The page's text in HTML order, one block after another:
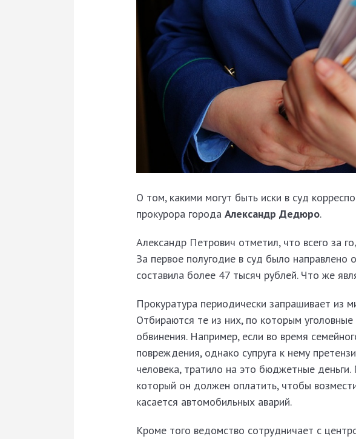
О том, какими могут быть иски в суд
прокурора города Александр Дедюро.
Александр Петрович отметил, что всего за
За первое полугодие в суд было
составила более 47 тысяч рублей. Что же
Прокуратура периодически запрашивает из
Отбираются те из них, по которым
обвинения. Например, если во время
повреждения, однако супруга к нему
человека, тратило на это бюджетные
который он должен оплатить, чтобы
касается автомобильных аварий.
Кроме того ведомство сотрудничает с